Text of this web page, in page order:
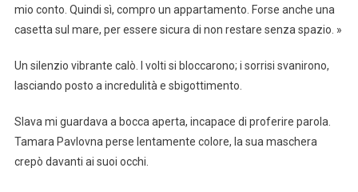
mio conto. Quindi sì, compro un appartamento. Forse anche una
casetta sul mare, per essere sicura di non restare senza spazio. »
Un silenzio vibrante calò. I volti si bloccarono; i sorrisi svanirono,
lasciando posto a incredulità e sbigottimento.
Slava mi guardava a bocca aperta, incapace di proferire parola.
Tamara Pavlovna perse lentamente colore, la sua maschera
crepò davanti ai suoi occhi.